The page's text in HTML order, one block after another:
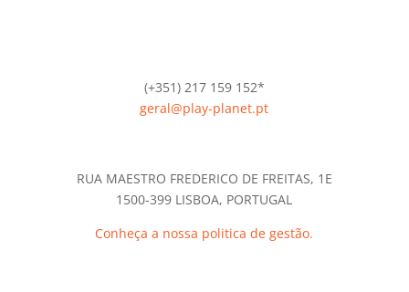
(+351) 217 159 152*
geral@play-planet.pt
RUA MAESTRO FREDERICO DE FREITAS, 1E
1500-399 LISBOA, PORTUGAL
Conheça a nossa politica de gestão.